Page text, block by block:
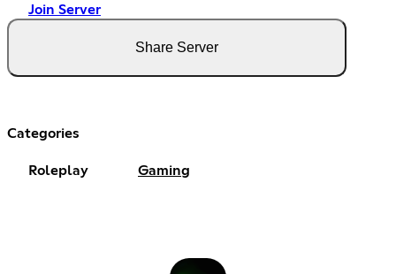
Join Server
Share Server
Categories
Roleplay Gaming